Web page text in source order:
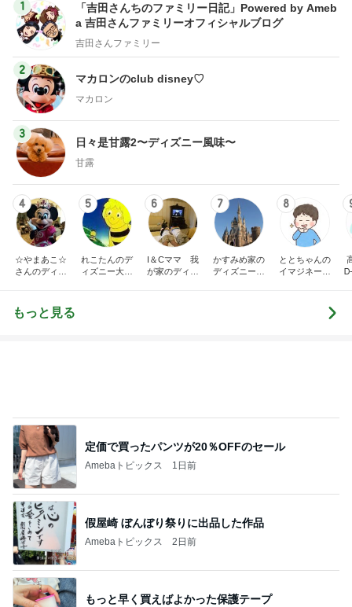
1
「吉田さんちのファミリー日記」Powered by Ameb
a 吉田さんファミリーオフィシャルブログ
吉田さんファミリー
2
マカロンのclub disney♡
マカロン
3
日々是甘露2〜ディズニー風味〜
甘露
4
☆やまあこ☆
さんのディズ
5
れこたんのデ
ィズニー大好
6
I＆Cママ 我
が家のディズ
7
かすみめ家の
ディズニー大
8
ととちゃんの
イマジネーシ
もっと見る
定価で買ったパンツが20％OFFのセール
Amebaトピックス 1日前
假屋崎 ぼんぼり祭りに出品した作品
Amebaトピックス 2日前
もっと早く買えばよかった保護テープ